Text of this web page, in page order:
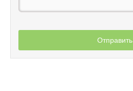
Отправить